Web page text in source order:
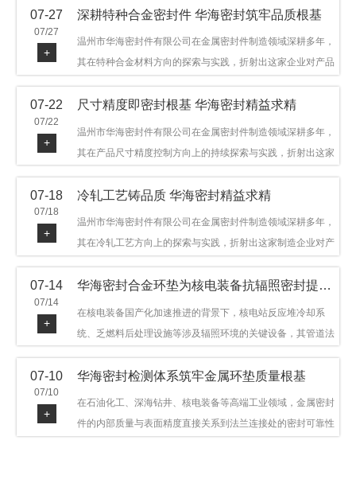
07-27
07/27
+
深耕特种合金密封件 华海密封筑牢品质根基
温州市华海密封件有限公司在金属密封件制造领域深耕多年，
其在特种合金材料方向的探索与实践，折射出这家企业对产品
品，可提供多种材质方案，在石油机械、管道法兰、采油树、
07-22
07/22
+
尺寸精度即密封根基 华海密封精益求精
温州市华海密封件有限公司在金属密封件制造领域深耕多年，
其在产品尺寸精度控制方向上的持续探索与实践，折射出这家
产品，广泛应用于石油机械、管道法兰、采油树、井口装置等
领域。本文从尺寸精度的技术内涵及企业工艺积累等角度，呈
现华海密封在该领域的务实探索与稳步发展。
07-18
07/18
+
冷轧工艺铸品质 华海密封精益求精
温州市华海密封件有限公司在金属密封件制造领域深耕多年，
其在冷轧工艺方向上的探索与实践，折射出这家制造企业对产
品，广泛应用于石油机械、管道法兰、采油树、井口装置等领
步发展。
07-14
07/14
+
华海密封合金环垫为核电装备抗辐照密封提供可靠保障
在核电装备国产化加速推进的背景下，核电站反应堆冷却系
统、乏燃料后处理设施等涉及辐照环境的关键设备，其管道法
定与密封可靠。温州市华海密封件科技有限公司深耕金属密封
领域二十余年，依托八角垫、椭圆垫及RX/BX系列高压环垫等
全系列产品，以特种合金材质体系，为核电装备抗辐照密封提
供针对性配套方案。
07-10
07/10
+
华海密封检测体系筑牢金属环垫质量根基
在石油化工、深海钻井、核电装备等高端工业领域，金属密封
件的内部质量与表面精度直接关系到法兰连接处的密封可靠性